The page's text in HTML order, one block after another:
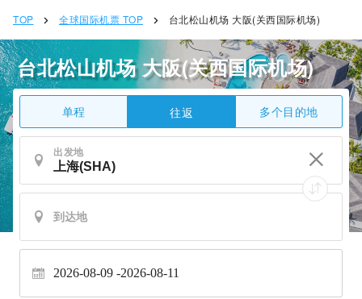
TOP 全球国际机票 TOP 台北松山机场 大阪(关西国际机场)
台北松山机场 大阪(关西国际机场)
单程 往返 多个目的地
出发地
2026-08-09 2026-08-11